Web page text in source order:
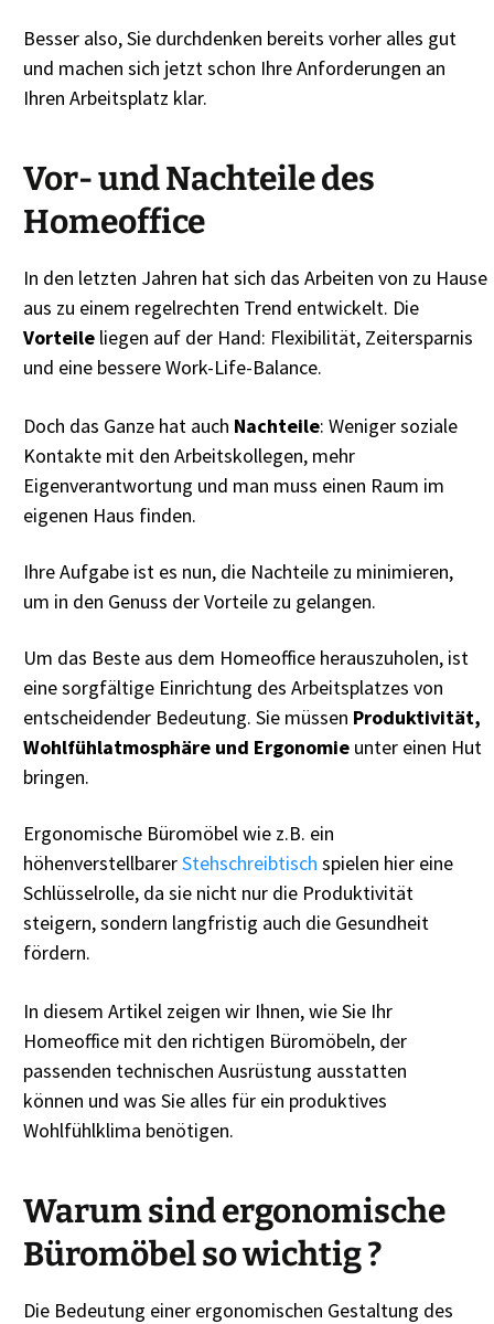
Besser also, Sie durchdenken bereits vorher alles gut
und machen sich jetzt schon Ihre Anforderungen an
Ihren Arbeitsplatz klar.
Vor- und Nachteile des
Homeoffice
In den letzten Jahren hat sich das Arbeiten von zu Hause
aus zu einem regelrechten Trend entwickelt. Die
Vorteile liegen auf der Hand: Flexibilität, Zeitersparnis
und eine bessere Work-Life-Balance.
Doch das Ganze hat auch Nachteile: Weniger soziale
Kontakte mit den Arbeitskollegen, mehr
Eigenverantwortung und man muss einen Raum im
eigenen Haus finden.
Ihre Aufgabe ist es nun, die Nachteile zu minimieren,
um in den Genuss der Vorteile zu gelangen.
Um das Beste aus dem Homeoffice herauszuholen, ist
eine sorgfältige Einrichtung des Arbeitsplatzes von
entscheidender Bedeutung. Sie müssen Produktivität,
Wohlfühlatmosphäre und Ergonomie unter einen Hut
bringen.
Ergonomische Büromöbel wie z.B. ein
höhenverstellbarerStehschreibtisch spielen hier eine
Schlüsselrolle, da sie nicht nur die Produktivität
steigern, sondern langfristig auch die Gesundheit
fördern.
In diesem Artikel zeigen wir Ihnen, wie Sie Ihr
Homeoffice mit den richtigen Büromöbeln, der
passenden technischen Ausrüstung ausstatten
können und was Sie alles für ein produktives
Wohlfühlklima benötigen.
Warum sind ergonomische
Büromöbel so wichtig ?
Die Bedeutung einer ergonomischen Gestaltung des